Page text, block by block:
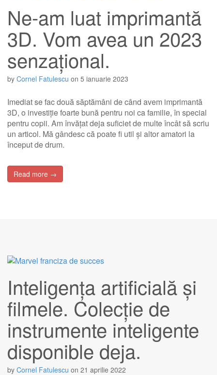
Ne-am luat imprimantă
3D. Vom avea un 2023
senzațional.
by Cornel Fatulescu on 5 ianuarie 2023
Imediat se fac două săptămâni de când avem imprimantă
3D, o investiție foarte bună pentru noi ca familie, în special
pentru copii. Am învățat deja suficiet de multe încât să scriu
un articol. Mă gândesc că poate fi util și altor amatori la
început de drum.
Read more →
Inteligența artificială și
filmele. Colecție de
instrumente inteligente
disponible deja.
by Cornel Fatulescu on 21 aprilie 2022